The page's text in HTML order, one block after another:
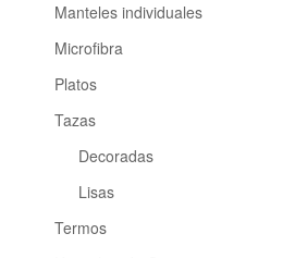
Manteles individuales
Microfibra
Platos
Tazas
Decoradas
Lisas
Termos